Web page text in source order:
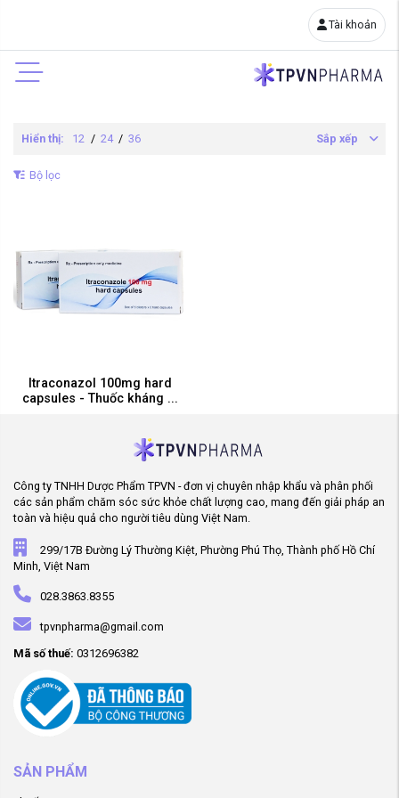
Tài khoản
Hiển thị: 12 / 24 / 36 Sắp xếp
Bộ lọc
Itraconazol 100mg hard
capsules - Thuốc kháng ...
Công ty TNHH Dược Phẩm TPVN - đơn vị chuyên nhập khẩu và phân phối
các sản phẩm chăm sóc sức khỏe chất lượng cao, mang đến giải pháp an
toàn và hiệu quả cho người tiêu dùng Việt Nam.
299/17B Đường Lý Thường Kiệt, Phường Phú Thọ, Thành phố Hồ Chí
Minh, Việt Nam
028.3863.8355
tpvnpharma@gmail.com
Mã số thuế: 0312696382
SẢN PHẨM